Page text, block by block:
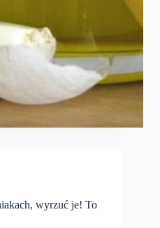
wyrzuć je! To